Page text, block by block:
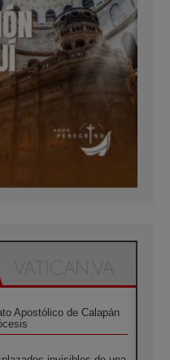
Apostólico de Calapán